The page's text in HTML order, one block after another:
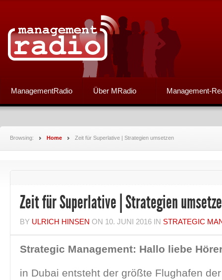
ManagementRadio Über MRadio Management-
Browsing: Home Zeit für Superlative | Strategien umsetzen
Zeit für Superlative | Strategien
BY ULRICH HINSEN ON 10. JUNI 2016 IN STRATEGIC
Strategic Management: Hallo liebe
in Dubai entsteht der größte Flughafen